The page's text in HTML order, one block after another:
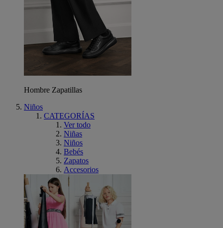
Hombre Zapatillas
Niños
CATEGORÍAS
Ver todo
Niñas
Niños
Bebés
Zapatos
Accesorios